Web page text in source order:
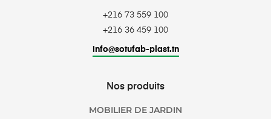
+216 73 559 100
+216 36 459 100
info@sotufab-plast.tn
Nos produits
MOBILIER DE JARDIN